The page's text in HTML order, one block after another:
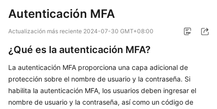
del
servicio
Pasos
Guía
del
usuario
Autenticación MFA
Actualización más reciente 2024-07-30 GMT+08:00
¿Qué es la autenticación MFA?
La autenticación MFA proporciona una capa adicional de
protección sobre el nombre de usuario y la contraseña. Si
habilita la autenticación MFA, los usuarios deben ingresar el
nombre de usuario y la contraseña, así como un código de